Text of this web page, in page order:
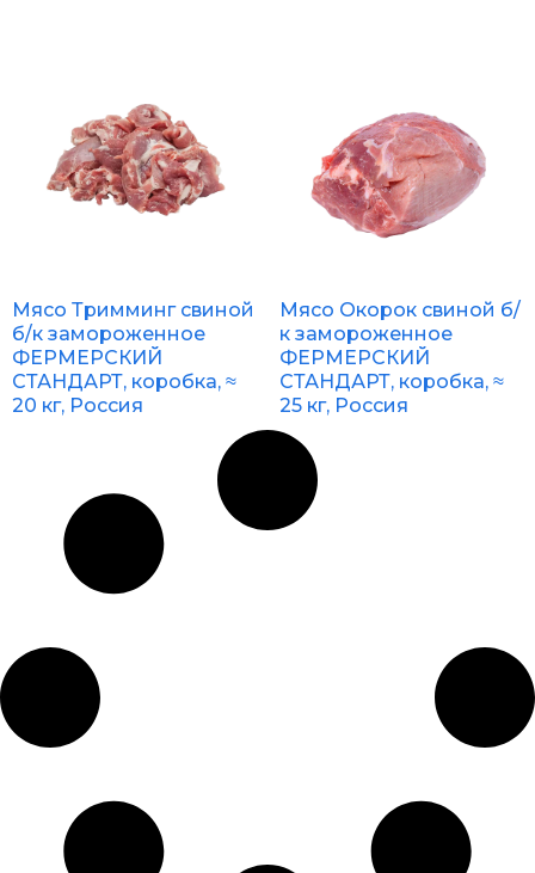
Мясо Тримминг свиной
б/к замороженное
ФЕРМЕРСКИЙ
СТАНДАРТ, коробка, ≈
20 кг, Россия
Мясо Окорок свиной б/
к замороженное
ФЕРМЕРСКИЙ
СТАНДАРТ, коробка, ≈
25 кг, Россия